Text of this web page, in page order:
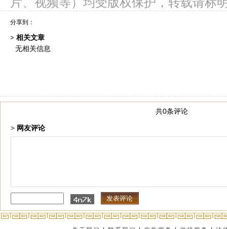
分享到：
> 相关文章
无相关信息
共0条评论
> 网友评论